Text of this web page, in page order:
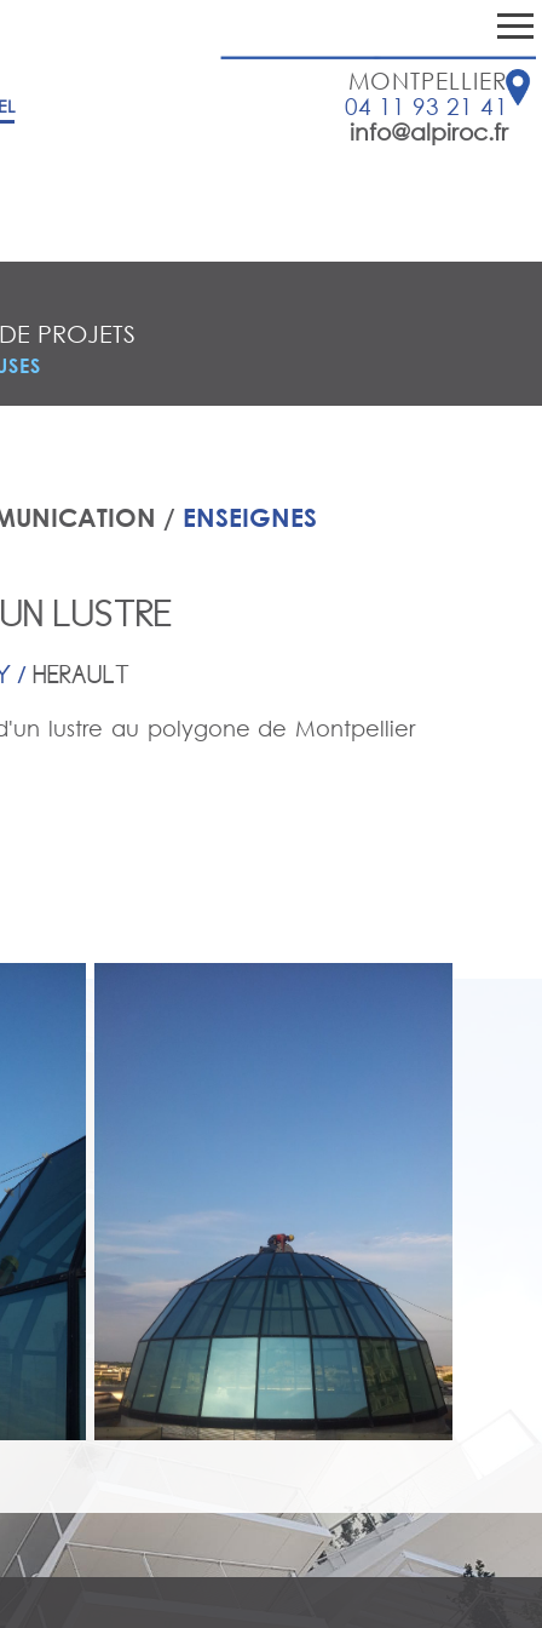
MONTPELLIER
04 11 93 21 41
info@alpiroc.fr
PROJETS
/ ENSEIGNES
LUSTRE
/ HERAULT
lustre au polygone de Montpellier